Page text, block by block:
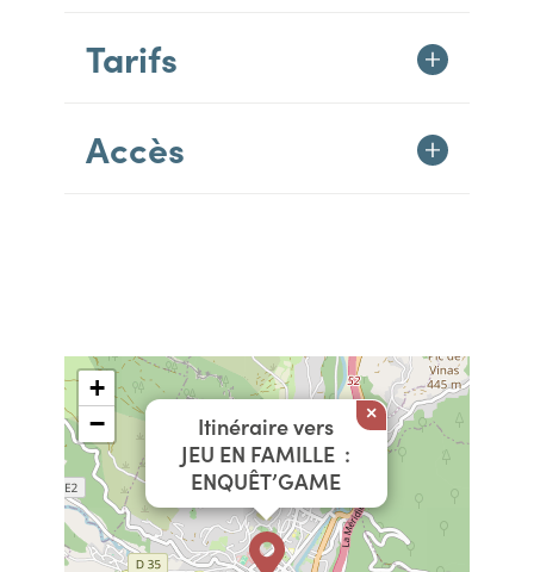
Tarifs
Accès
Itinéraire vers
JEU EN FAMILLE :
ENQUÊT’GAME
×
+
−